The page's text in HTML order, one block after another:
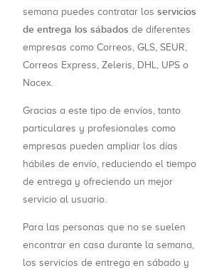
semana puedes contratar los servicios
de entrega los sábados de diferentes
empresas como Correos, GLS, SEUR,
Correos Express, Zeleris, DHL, UPS o
Nacex.
Gracias a este tipo de envíos, tanto
particulares y profesionales como
empresas pueden ampliar los días
hábiles de envío, reduciendo el tiempo
de entrega y ofreciendo un mejor
servicio al usuario.
Para las personas que no se suelen
encontrar en casa durante la semana,
los servicios de entrega en sábado y